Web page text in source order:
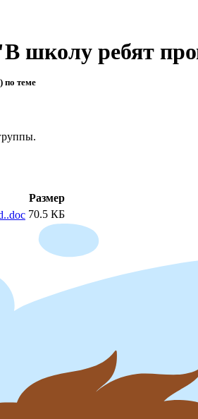
школу ребят
по теме
Размер
70.5 КБ